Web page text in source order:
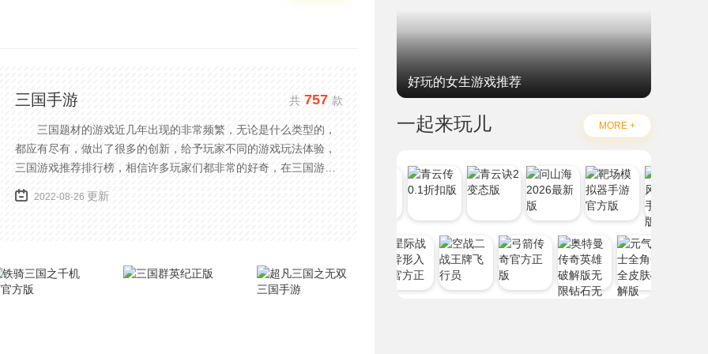
三国手游 共757 款
三国题材的游戏近几年出现的非常频繁，无论是什么类型的，
都应有尽有，做出了很多的创新，给予玩家不同的游戏玩法体验，
三国游戏推荐排行榜，相信许多玩家们都非常的好奇，在三国游戏
中不仅有卡牌攻防还有格斗等类型的玩法，可以让玩家感受到更多
的乐趣，下面小编就为大家带来最新三国系列游戏前十排行榜推
2022-08-26 更新
好玩的女生游戏推荐
一起来玩儿 MORE +